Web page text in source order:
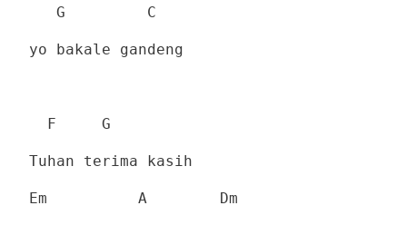
G C
yo bakale gandeng
F G
Tuhan terima kasih
Em A Dm